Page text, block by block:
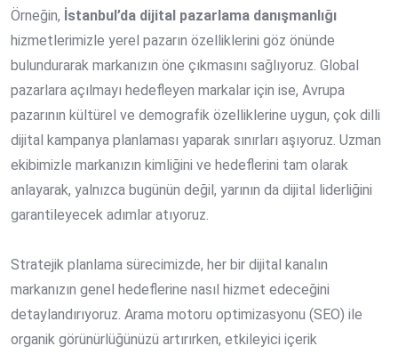
Örneğin, İstanbul’da dijital pazarlama danışmanlığı
hizmetlerimizle yerel pazarın özelliklerini göz önünde
bulundurarak markanızın öne çıkmasını sağlıyoruz. Global
pazarlara açılmayı hedefleyen markalar için ise, Avrupa
pazarının kültürel ve demografik özelliklerine uygun, çok dilli
dijital kampanya planlaması yaparak sınırları aşıyoruz. Uzman
ekibimizle markanızın kimliğini ve hedeflerini tam olarak
anlayarak, yalnızca bugünün değil, yarının da dijital liderliğini
garantileyecek adımlar atıyoruz.
Stratejik planlama sürecimizde, her bir dijital kanalın
markanızın genel hedeflerine nasıl hizmet edeceğini
detaylandırıyoruz. Arama motoru optimizasyonu (SEO) ile
organik görünürlüğünüzü artırırken, etkileyici içerik